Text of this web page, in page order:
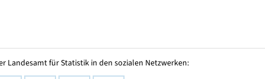
Landesamt für Statistik in den sozialen Netzwerken: